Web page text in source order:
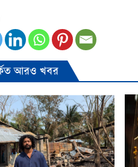
আরও খবর